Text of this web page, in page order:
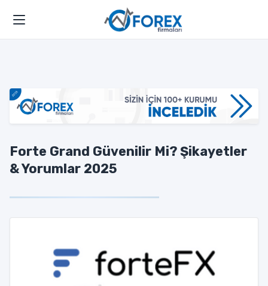
Forte Grand Güvenilir Mi? Şikayetler
& Yorumlar 2025